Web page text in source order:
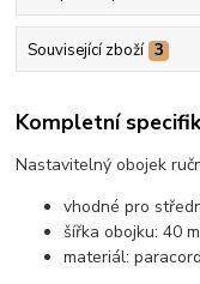
Související zboží 3
Kompletní
Nastavitelný obojek
vhodné pro
šířka obojku: 40
materiál: